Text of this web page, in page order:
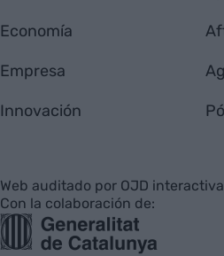
Economía
Empresa
Innovación
Web auditado por OJD interactiva
Con la colaboración de: